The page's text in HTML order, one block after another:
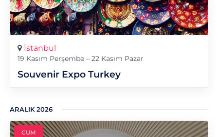
19 Kasım Perşembe – 22 Kasım Pazar
Souvenir Expo Turkey
İstanbul
ARALIK 2026
CUM